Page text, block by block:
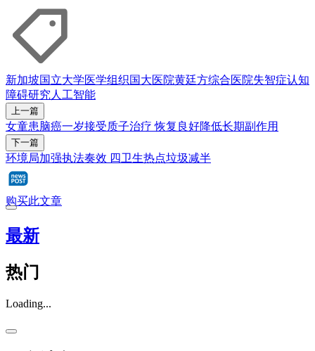
新加坡国立大学医学组织国大医院黄廷方综合医院失智症认知
障碍研究 人工智能
上一篇
女童患脑癌一岁接受质子治疗 恢复良好降低长期副作用
下一篇
环境局加强执法奏效 四卫生热点垃圾减半
购买此文章
最新
热门
Loading...